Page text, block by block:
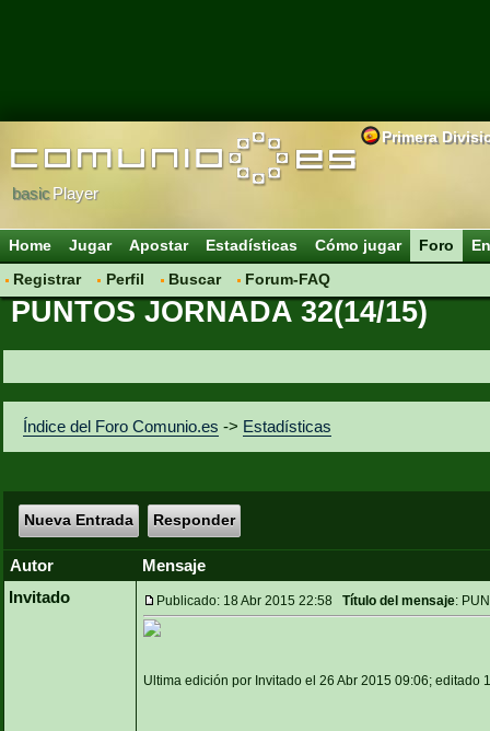
Primera
basicPlayer
Home Jugar Apostar Estadísticas Cómo jugar
Foro
Registrar
Perfil Buscar Forum-FAQ
PUNTOS JORNADA 32(14/15)
Índice del Foro Comunio.es -> Estadísticas
Nueva Entrada Responder
Autor
Mensaje
Invitado
Publicado: 18 Abr 2015 22:58 Título del mensaje:
Ultima edición por Invitado el 26 Abr 2015 09:06; editado